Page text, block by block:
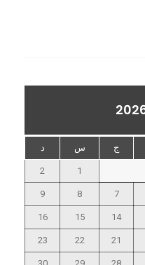
ج س د
1
2
7
8
9
14
15
16
21
22
23